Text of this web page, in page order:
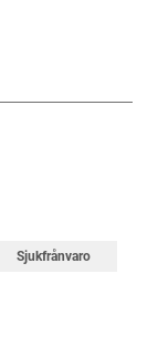
Sjukfrånvaro